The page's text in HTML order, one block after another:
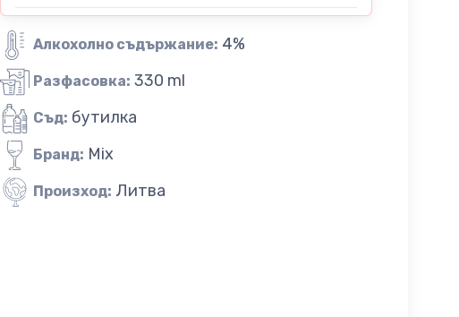
Алкохолно съдържание: 4%
Разфасовка: 330 ml
Съд: бутилка
Бранд: Mix
Произход: Литва